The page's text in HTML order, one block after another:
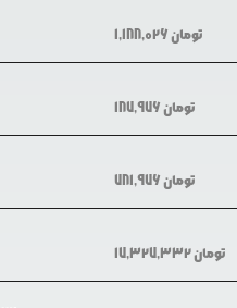
تومان1,188,026
تومان187,976
تومان781,976
تومان17,327,332